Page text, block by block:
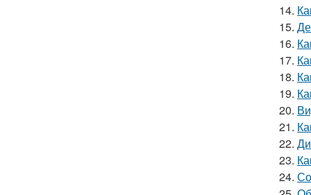
14.
15.
16.
17.
18.
19.
20.
21.
22.
23.
24.